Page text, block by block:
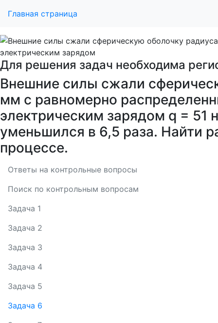
Главная страница
Для решения задач необходима
Внешние силы сжали
мм с равномерно
электрическим зарядом q = 51
уменьшился в 6,5 раза. Найти
процессе.
Ответы на контрольные вопросы
Поиск по контрольным вопросам
Задача 1
Задача 2
Задача 3
Задача 4
Задача 5
Задача 6